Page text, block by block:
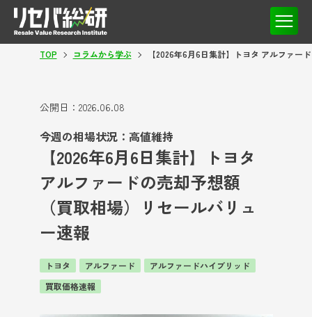
TOP コラムから学ぶ 【2026年6月6日集計】トヨタ アルファー
公開日： 2026.06.08
今週の相場状況：高値維持
【2026年6月6日集計】トヨタ
アルファードの売却予想額
（買取相場）リセールバリュ
ー速報
トヨタ アルファード
アルファードハイブリッド
買取価格速報